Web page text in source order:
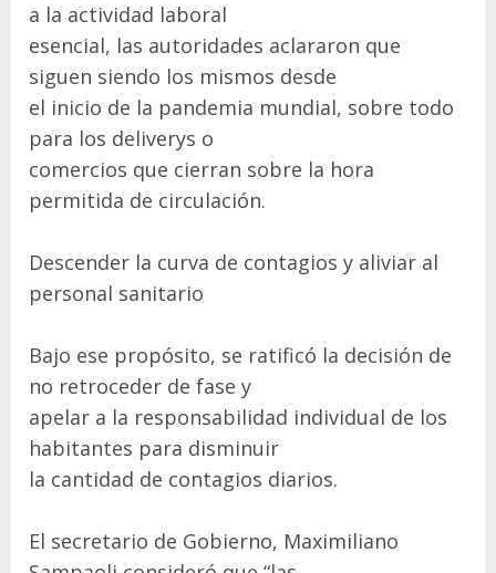
a la actividad laboral
esencial, las autoridades aclararon que
siguen siendo los mismos desde
el inicio de la pandemia mundial, sobre todo
para los deliverys o
comercios que cierran sobre la hora
permitida de circulación.
Descender la curva de contagios y aliviar al
personal sanitario
Bajo ese propósito, se ratificó la decisión de
no retroceder de fase y
apelar a la responsabilidad individual de los
habitantes para disminuir
la cantidad de contagios diarios.
El secretario de Gobierno, Maximiliano